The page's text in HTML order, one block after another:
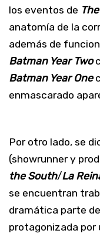
los eventos de
anatomía de la
además de
Batman Year Two
Batman Year One
enmascarado
Por otro lado, se
(showrunner y
the South/La
se encuentran
dramática parte
protagonizada por